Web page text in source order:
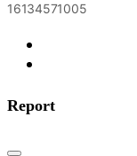
16134571005
Report